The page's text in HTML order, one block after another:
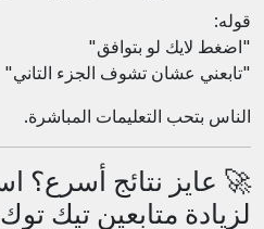
قوله:
"اضغط لايك لو بتوافق"
"تابعني عشان تشوف الجزء التاني"
الناس بتحب التعليمات المباشرة.
لزيادة متابعين تيك توك